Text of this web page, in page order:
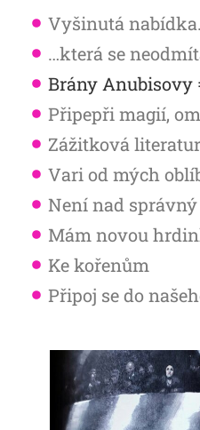
Vyšinutá
…která se
Brány Anubisovy
Připepři magií,
Zážitková
Vari od mých
Není nad
Mám novou
Ke kořenům
Připoj se do